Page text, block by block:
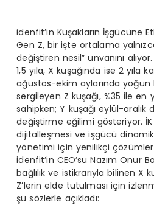
idenfit’in Kuşakların İşgücüne
Gen Z, bir işte ortalama
değiştiren nesil” unvanını
1,5 yıla, X kuşağında ise 2 yıla
ağustos-ekim aylarında yoğun
sergileyen Z kuşağı, %35 ile en
sahipken; Y kuşağı eylül-aralık
değiştirme eğilimi gösteriyor.
dijitalleşmesi ve işgücü
yönetimi için yenilikçi
idenfit’in CEO’su Nazım Onur
bağlılık ve istikrarıyla bilinen X
Z’lerin elde tutulması için
şu sözlerle açıkladı: